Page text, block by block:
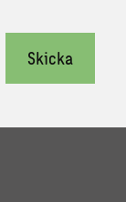
Skicka